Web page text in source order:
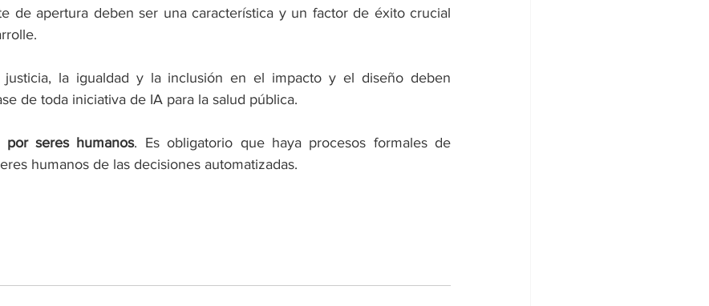
de apertura deben ser una característica y un factor de éxito crucial
justicia, la igualdad y la inclusión en el impacto y el diseño deben
de toda iniciativa de IA para la salud pública.
por seres humanos. Es obligatorio que haya procesos formales de
humanos de las decisiones automatizadas.